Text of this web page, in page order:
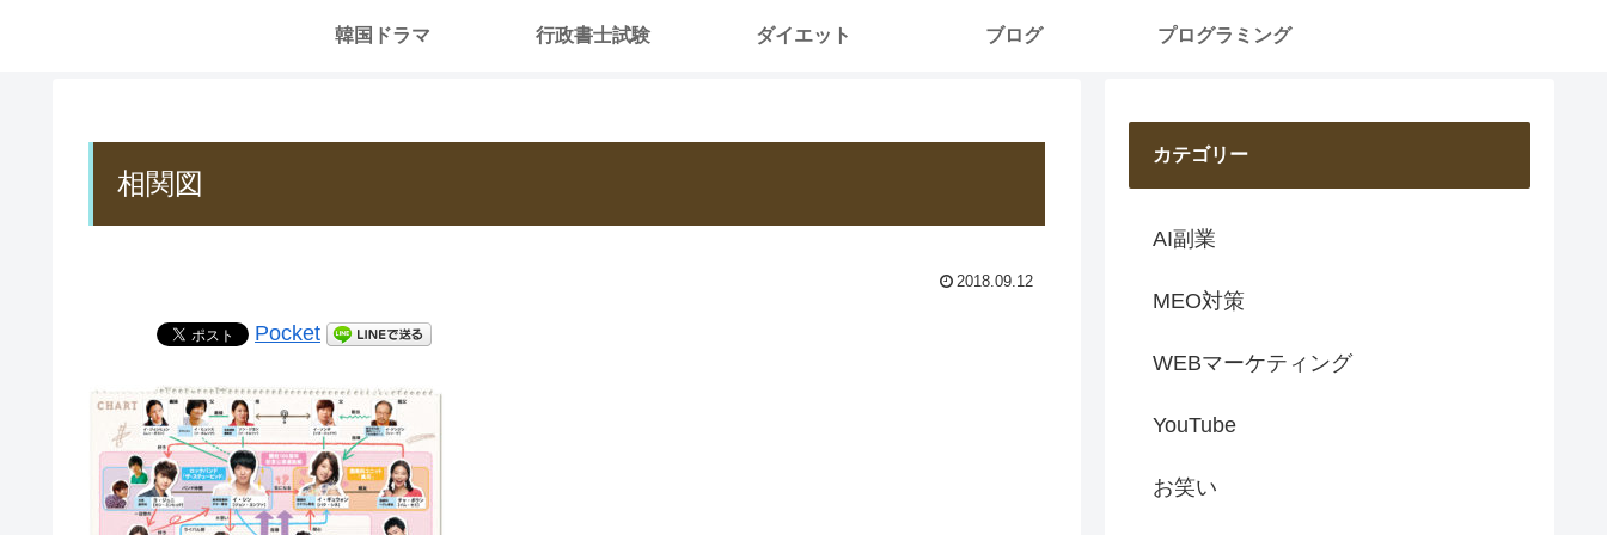
韓国ドラマ 行政書士試験 ダイエット ブログ プログラミング
相関図
2018.09.12
Pocket
カテゴリー
AI副業
MEO対策
WEBマーケティング
YouTube
お笑い